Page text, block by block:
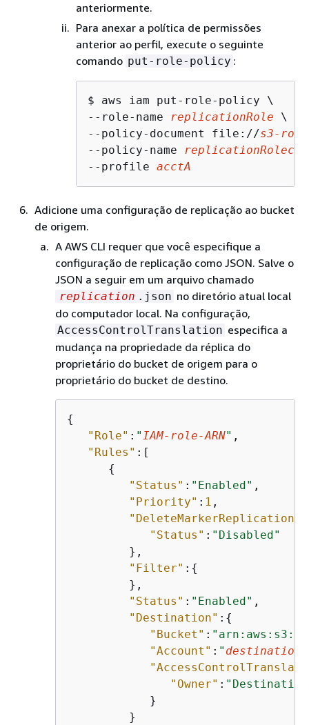
anteriormente.
Para anexar a política de permissões
anterior ao perfil, execute o seguinte
comando put-role-policy :
$ aws iam put-role-policy \
--role-name
replicationRole \
--policy-document file://s3-
--policy-name
--profile acctA
Adicione uma configuração de replicação ao bucket
de origem.
A AWS CLI requer que você especifique a
configuração de replicação como JSON. Salve o
JSON a seguir em um arquivo chamado
replication .json no diretório atual local
do computador local. Na configuração,
AccessControlTranslation especifica a
mudança na propriedade da réplica do
proprietário do bucket de origem para o
proprietário do bucket de destino.
{
"Role" : " IAM-role-ARN" ,
"Rules" :[
{
"Status" : "Enabled" ,
"Priority" : 1 ,
"DeleteMarkerReplication"
"Status" : "Disabled"
         },
"Filter" : {
         },
"Status" : "Enabled" ,
"Destination" : {
"Bucket" : "arn:aws:s3:::
"Account" : " destination-
"Owner" :
            }
         }